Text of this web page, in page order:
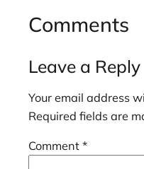
Comments
Leave a Reply
Your email address
Required fields are
Comment *